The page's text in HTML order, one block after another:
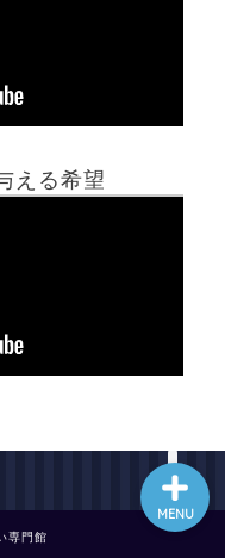
える希望
専門館
MENU
ホーム
新記事動画